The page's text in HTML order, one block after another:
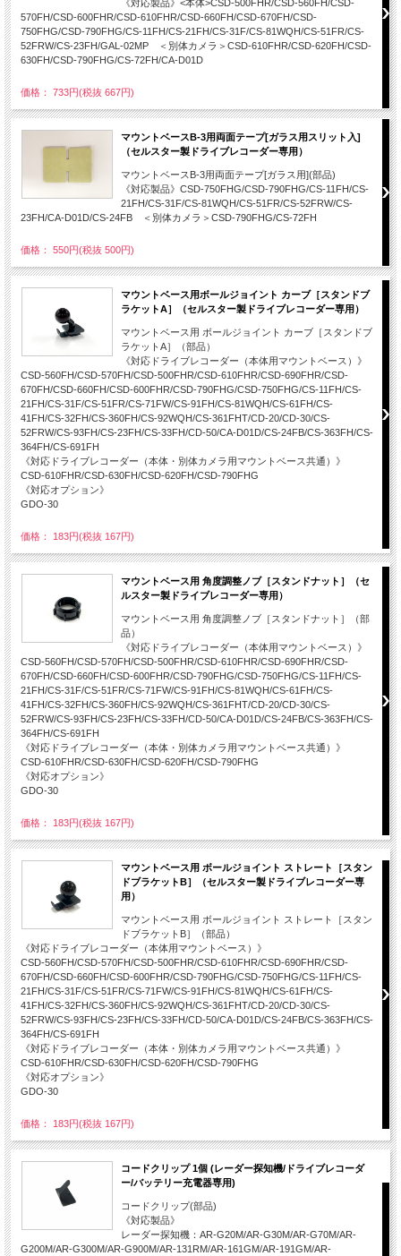
《対応製品》<本体>CSD-500FHR/CSD-560FH/CSD-
570FH/CSD-600FHR/CSD-610FHR/CSD-660FH/CSD-670FH/CSD-
750FHG/CSD-790FHG/CS-11FH/CS-21FH/CS-31F/CS-81WQH/CS-51FR/CS-
52FRW/CS-23FH/GAL-02MP ＜別体カメラ＞CSD-610FHR/CSD-620FH/CSD-
630FH/CSD-790FHG/CS-72FH/CA-D01D
価格： 733円(税抜 667円)
マウントベースB-3用両面テープ[ガラス用スリット入]
（セルスター製ドライブレコーダー専用）
マウントベースB-3用両面テープ[ガラス用](部品)
《対応製品》CSD-750FHG/CSD-790FHG/CS-11FH/CS-
21FH/CS-31F/CS-81WQH/CS-51FR/CS-52FRW/CS-
23FH/CA-D01D/CS-24FB ＜別体カメラ＞CSD-790FHG/CS-72FH
価格： 550円(税抜 500円)
マウントベース用ボールジョイント カーブ［スタンドブ
ラケットA］（セルスター製ドライブレコーダー専用）
マウントベース用 ボールジョイント カーブ［スタンドブ
ラケットA］（部品）
《対応ドライブレコーダー（本体用マウントベース）》
CSD-560FH/CSD-570FH/CSD-500FHR/CSD-610FHR/CSD-690FHR/CSD-
670FH/CSD-660FH/CSD-600FHR/CSD-790FHG/CSD-750FHG/CS-11FH/CS-
21FH/CS-31F/CS-51FR/CS-71FW/CS-91FH/CS-81WQH/CS-61FH/CS-
41FH/CS-32FH/CS-360FH/CS-92WQH/CS-361FHT/CD-20/CD-30/CS-
52FRW/CS-93FH/CS-23FH/CS-33FH/CD-50/CA-D01D/CS-24FB/CS-363FH/CS-
364FH/CS-691FH
《対応ドライブレコーダー（本体・別体カメラ用マウントベース共通）》
CSD-610FHR/CSD-630FH/CSD-620FH/CSD-790FHG
《対応オプション》
GDO-30
価格： 183円(税抜 167円)
マウントベース用 角度調整ノブ［スタンドナット］（セ
ルスター製ドライブレコーダー専用）
マウントベース用 角度調整ノブ［スタンドナット］（部
品）
《対応ドライブレコーダー（本体用マウントベース）》
CSD-560FH/CSD-570FH/CSD-500FHR/CSD-610FHR/CSD-690FHR/CSD-
670FH/CSD-660FH/CSD-600FHR/CSD-790FHG/CSD-750FHG/CS-11FH/CS-
21FH/CS-31F/CS-51FR/CS-71FW/CS-91FH/CS-81WQH/CS-61FH/CS-
41FH/CS-32FH/CS-360FH/CS-92WQH/CS-361FHT/CD-20/CD-30/CS-
52FRW/CS-93FH/CS-23FH/CS-33FH/CD-50/CA-D01D/CS-24FB/CS-363FH/CS-
364FH/CS-691FH
《対応ドライブレコーダー（本体・別体カメラ用マウントベース共通）》
CSD-610FHR/CSD-630FH/CSD-620FH/CSD-790FHG
《対応オプション》
GDO-30
価格： 183円(税抜 167円)
マウントベース用 ボールジョイント ストレート［スタン
ドブラケットB］（セルスター製ドライブレコーダー専
用）
マウントベース用 ボールジョイント ストレート［スタン
ドブラケットB］（部品）
《対応ドライブレコーダー（本体用マウントベース）》
CSD-560FH/CSD-570FH/CSD-500FHR/CSD-610FHR/CSD-690FHR/CSD-
670FH/CSD-660FH/CSD-600FHR/CSD-790FHG/CSD-750FHG/CS-11FH/CS-
21FH/CS-31F/CS-51FR/CS-71FW/CS-91FH/CS-81WQH/CS-61FH/CS-
41FH/CS-32FH/CS-360FH/CS-92WQH/CS-361FHT/CD-20/CD-30/CS-
52FRW/CS-93FH/CS-23FH/CS-33FH/CD-50/CA-D01D/CS-24FB/CS-363FH/CS-
364FH/CS-691FH
《対応ドライブレコーダー（本体・別体カメラ用マウントベース共通）》
CSD-610FHR/CSD-630FH/CSD-620FH/CSD-790FHG
《対応オプション》
GDO-30
価格： 183円(税抜 167円)
コードクリップ 1個 (レーダー探知機/ドライブレコーダ
ー/バッテリー充電器専用)
コードクリップ(部品)
《対応製品》
レーダー探知機：AR-G20M/AR-G30M/AR-G70M/AR-
G200M/AR-G300M/AR-G900M/AR-131RM/AR-161GM/AR-191GM/AR-